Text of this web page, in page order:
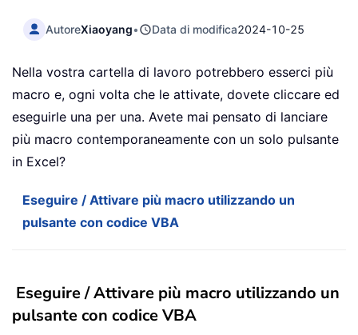
AutoreXiaoyang• Data di modifica2024-10-25
Nella vostra cartella di lavoro potrebbero esserci più
macro e, ogni volta che le attivate, dovete cliccare ed
eseguirle una per una. Avete mai pensato di lanciare
più macro contemporaneamente con un solo pulsante
in Excel?
Eseguire / Attivare più macro utilizzando un
pulsante con codice VBA
Eseguire / Attivare più macro utilizzando un
pulsante con codice VBA